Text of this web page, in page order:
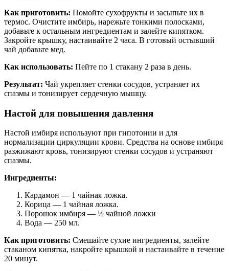
Как приготовить: Помойте сухофрукты и засыпьте их в
термос. Очистите имбирь, нарежьте тонкими полосками,
добавьте к остальным ингредиентам и залейте кипятком.
Закройте крышку, настаивайте 2 часа. В готовый остывший
чай добавьте мед.
Как использовать: Пейте по 1 стакану 2 раза в день.
Результат: Чай укрепляет стенки сосудов, устраняет их
спазмы и тонизирует сердечную мышцу.
Настой для повышения давления
Настой имбиря используют при гипотонии и для
нормализации циркуляции крови. Средства на основе имбиря
разжижают кровь, тонизируют стенки сосудов и устраняют
спазмы.
Ингредиенты:
Кардамон — 1 чайная ложка.
Корица — 1 чайная ложка.
Порошок имбиря — ½ чайной ложки
Вода — 250 мл.
Как приготовить: Смешайте сухие ингредиенты, залейте
стаканом кипятка, накройте крышкой и настаивайте в течение
20 минут.